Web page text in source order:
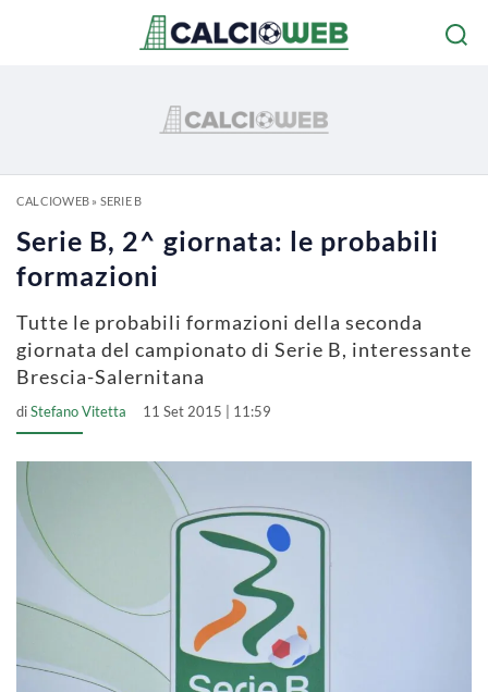
CALCIOWEB» SERIE B
Serie B, 2^ giornata: le probabili
formazioni
Tutte le probabili formazioni della seconda
giornata del campionato di Serie B, interessante
Brescia-Salernitana
diStefano Vitetta 11 Set 2015 | 11:59